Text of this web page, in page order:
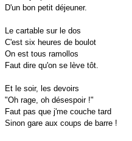
D'un bon petit déjeuner.
Le cartable sur le dos
C'est six heures de boulot
On est tous ramollos
Faut dire qu'on se lève tôt.
Et le soir, les devoirs
"Oh rage, oh désespoir !"
Faut pas que j'me couche tard
Sinon gare aux coups de barre !